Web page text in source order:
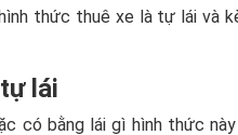
hình thức thuê xe là tự lái và
lái
có bằng lái gì hình thức